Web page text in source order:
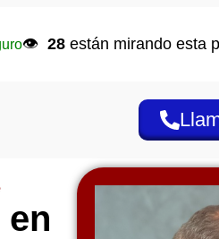
👁️ 28están mirando esta